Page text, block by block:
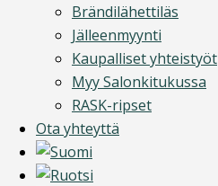
Brändilähettiläs
Jälleenmyynti
Kaupalliset yhteistyöt
Myy Salonkitukussa
RASK-ripset
Ota yhteyttä